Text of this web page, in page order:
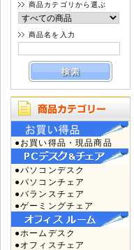
商品カテゴリから選ぶ
商品名を入力
●お買い得品・現品商品
●パソコンデスク
●パソコンチェア
●バランスチェア
●ゲーミングチェア
●ホームデスク
●オフィスチェア